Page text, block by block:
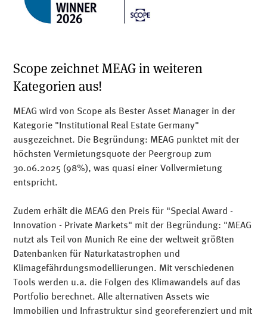
Scope zeichnet MEAG in weiteren
Kategorien aus!
MEAG wird von Scope als Bester Asset Manager in der
Kategorie "Institutional Real Estate Germany"
ausgezeichnet. Die Begründung: MEAG punktet mit der
höchsten Vermietungsquote der Peergroup zum
30.06.2025 (98%), was quasi einer Vollvermietung
entspricht.
Zudem erhält die MEAG den Preis für "Special Award -
Innovation - Private Markets" mit der Begründung: "MEAG
nutzt als Teil von Munich Re eine der weltweit größten
Datenbanken für Naturkatastrophen und
Klimagefährdungsmodellierungen. Mit verschiedenen
Tools werden u.a. die Folgen des Klimawandels auf das
Portfolio berechnet. Alle alternativen Assets wie
Immobilien und Infrastruktur sind georeferenziert und mit